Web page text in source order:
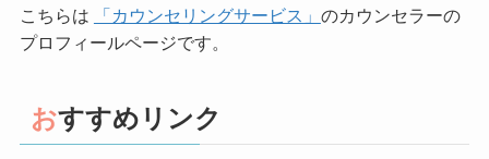
こちらは 「カウンセリングサービス」 のカウンセラーの
プロフィールページです。
おすすめリンク